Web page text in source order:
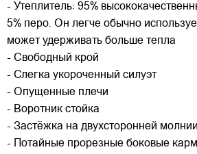
- Утеплитель: 95%
5% перо. Он легче обычно
может удерживать больше тепла
- Свободный крой
- Слегка укороченный силуэт
- Опущенные плечи
- Воротник стойка
- Застёжка на двухсторонней
- Потайные прорезные боковые